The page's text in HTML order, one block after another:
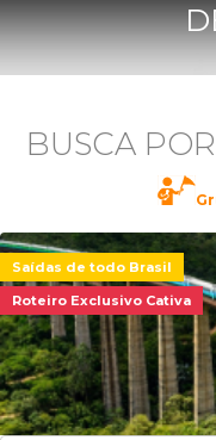
BUSCA POR
Saídas de todo Brasil
Roteiro Exclusivo Cativa